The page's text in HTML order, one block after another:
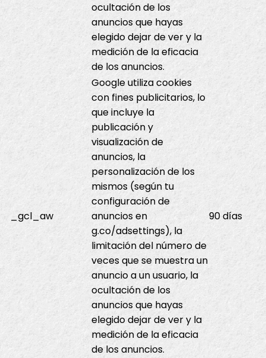
ocultación de los
anuncios que hayas
elegido dejar de ver y la
medición de la eficacia
de los anuncios.
_gcl_aw
Google utiliza cookies
con fines publicitarios, lo
que incluye la
publicación y
visualización de
anuncios, la
personalización de los
mismos (según tu
configuración de
anuncios en
g.co/adsettings), la
limitación del número de
veces que se muestra un
anuncio a un usuario, la
ocultación de los
anuncios que hayas
elegido dejar de ver y la
medición de la eficacia
de los anuncios.
90 días